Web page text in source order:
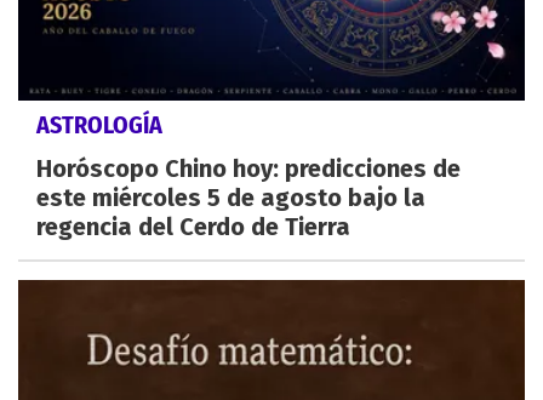
ASTROLOGÍA
Horóscopo Chino hoy: predicciones de
este miércoles 5 de agosto bajo la
regencia del Cerdo de Tierra